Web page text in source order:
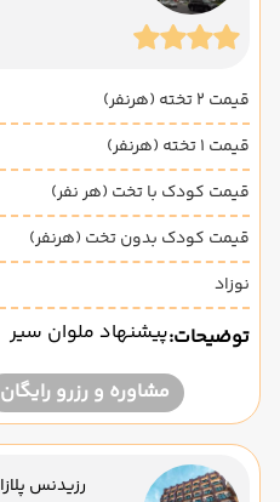
قیمت 2 تخته (هرنفر)
قیمت 1 تخته (هرنفر)
قیمت کودک با تخت (هر نفر)
قیمت کودک بدون تخت (هرنفر)
نوزاد
توضیحات:پیشنهاد ملوان سیر
مشاوره و رزرو رایگان
رزیدنس پلازا